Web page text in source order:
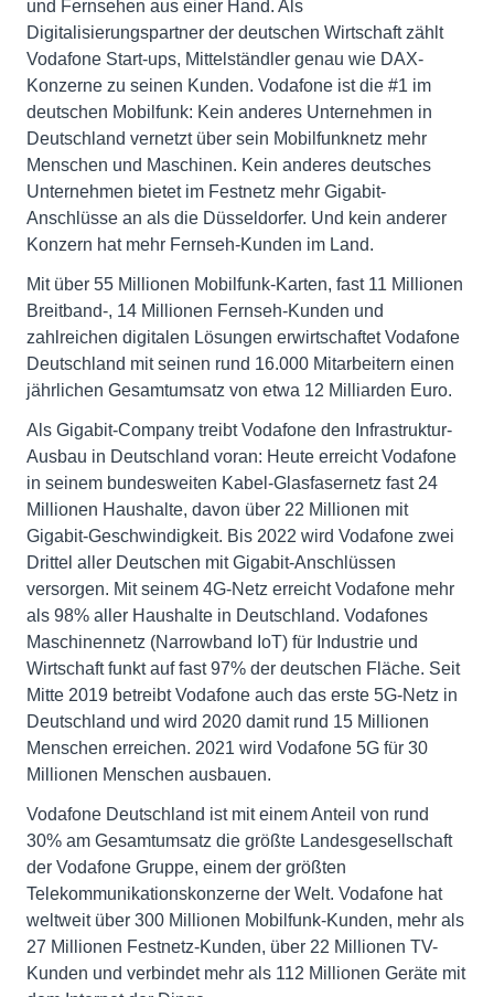
und Fernsehen aus einer Hand. Als
Digitalisierungspartner der deutschen Wirtschaft zählt
Vodafone Start-ups, Mittelständler genau wie DAX-
Konzerne zu seinen Kunden. Vodafone ist die #1 im
deutschen Mobilfunk: Kein anderes Unternehmen in
Deutschland vernetzt über sein Mobilfunknetz mehr
Menschen und Maschinen. Kein anderes deutsches
Unternehmen bietet im Festnetz mehr Gigabit-
Anschlüsse an als die Düsseldorfer. Und kein anderer
Konzern hat mehr Fernseh-Kunden im Land.
Mit über 55 Millionen Mobilfunk-Karten, fast 11 Millionen
Breitband-, 14 Millionen Fernseh-Kunden und
zahlreichen digitalen Lösungen erwirtschaftet Vodafone
Deutschland mit seinen rund 16.000 Mitarbeitern einen
jährlichen Gesamtumsatz von etwa 12 Milliarden Euro.
Als Gigabit-Company treibt Vodafone den Infrastruktur-
Ausbau in Deutschland voran: Heute erreicht Vodafone
in seinem bundesweiten Kabel-Glasfasernetz fast 24
Millionen Haushalte, davon über 22 Millionen mit
Gigabit-Geschwindigkeit. Bis 2022 wird Vodafone zwei
Drittel aller Deutschen mit Gigabit-Anschlüssen
versorgen. Mit seinem 4G-Netz erreicht Vodafone mehr
als 98% aller Haushalte in Deutschland. Vodafones
Maschinennetz (Narrowband IoT) für Industrie und
Wirtschaft funkt auf fast 97% der deutschen Fläche. Seit
Mitte 2019 betreibt Vodafone auch das erste 5G-Netz in
Deutschland und wird 2020 damit rund 15 Millionen
Menschen erreichen. 2021 wird Vodafone 5G für 30
Millionen Menschen ausbauen.
Vodafone Deutschland ist mit einem Anteil von rund
30% am Gesamtumsatz die größte Landesgesellschaft
der Vodafone Gruppe, einem der größten
Telekommunikationskonzerne der Welt. Vodafone hat
weltweit über 300 Millionen Mobilfunk-Kunden, mehr als
27 Millionen Festnetz-Kunden, über 22 Millionen TV-
Kunden und verbindet mehr als 112 Millionen Geräte mit